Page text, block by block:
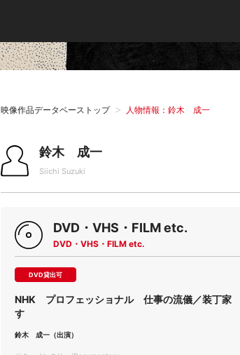
映像作品データベーストップ 人物情報：鈴木 成一
鈴木 成一
Siichi Suzuki
DVD・VHS・FILM etc.
DVD・VHS・FILM etc.
DVD貸出可
NHK プロフェッショナル 仕事の流儀／装丁家
す
鈴木 成一（出演）